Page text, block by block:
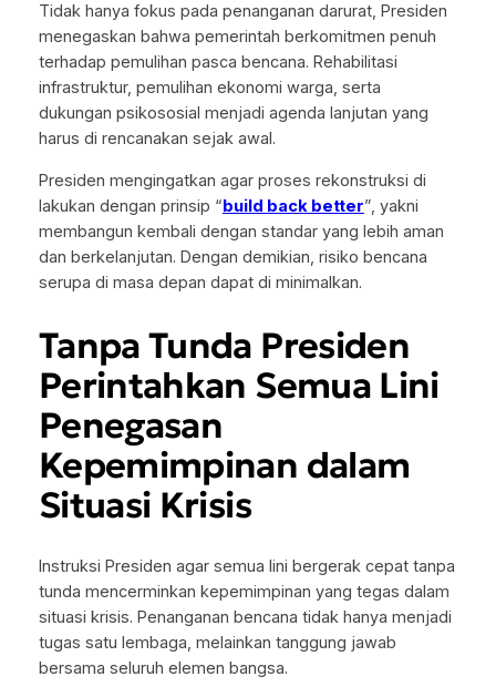
Tidak hanya fokus pada penanganan darurat, Presiden
menegaskan bahwa pemerintah berkomitmen penuh
terhadap pemulihan pasca bencana. Rehabilitasi
infrastruktur, pemulihan ekonomi warga, serta
dukungan psikososial menjadi agenda lanjutan yang
harus di rencanakan sejak awal.
Presiden mengingatkan agar proses rekonstruksi di
lakukan dengan prinsip “build back better”, yakni
membangun kembali dengan standar yang lebih aman
dan berkelanjutan. Dengan demikian, risiko bencana
serupa di masa depan dapat di minimalkan.
Tanpa Tunda Presiden
Perintahkan Semua Lini
Penegasan
Kepemimpinan dalam
Situasi Krisis
Instruksi Presiden agar semua lini bergerak cepat tanpa
tunda mencerminkan kepemimpinan yang tegas dalam
situasi krisis. Penanganan bencana tidak hanya menjadi
tugas satu lembaga, melainkan tanggung jawab
bersama seluruh elemen bangsa.